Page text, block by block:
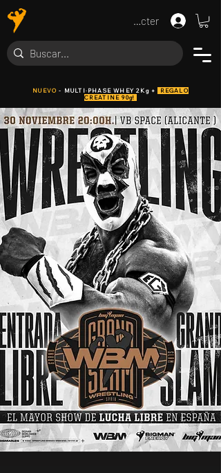
NUEVO - MULTI·PHASE WHEY 2Kg +
REGALO
CREATINE 90g!
Se connecter